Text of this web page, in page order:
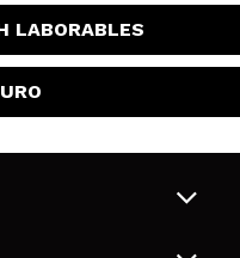
LABORABLES